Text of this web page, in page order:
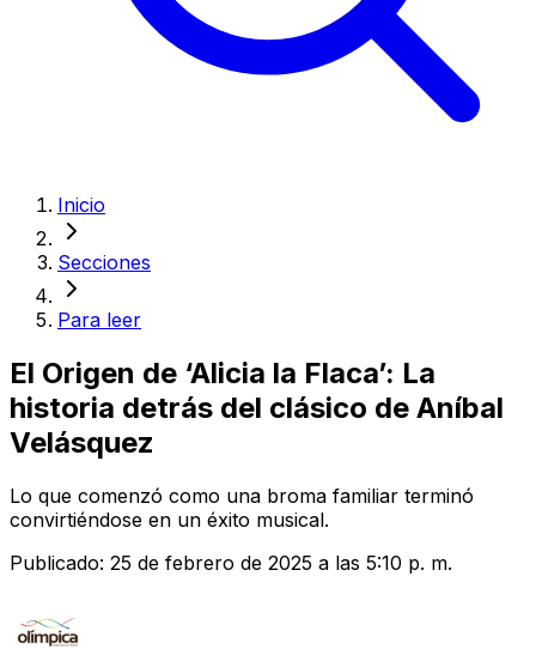
Inicio
Secciones
Para leer
El Origen de ‘Alicia la Flaca’: La
historia detrás del clásico de Aníbal
Velásquez
Lo que comenzó como una broma familiar terminó
convirtiéndose en un éxito musical.
Publicado: 25 de febrero de 2025 a las 5:10 p. m.